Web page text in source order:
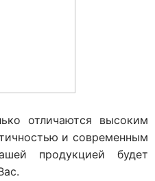
отличаются высоким
и современным
продукцией будет